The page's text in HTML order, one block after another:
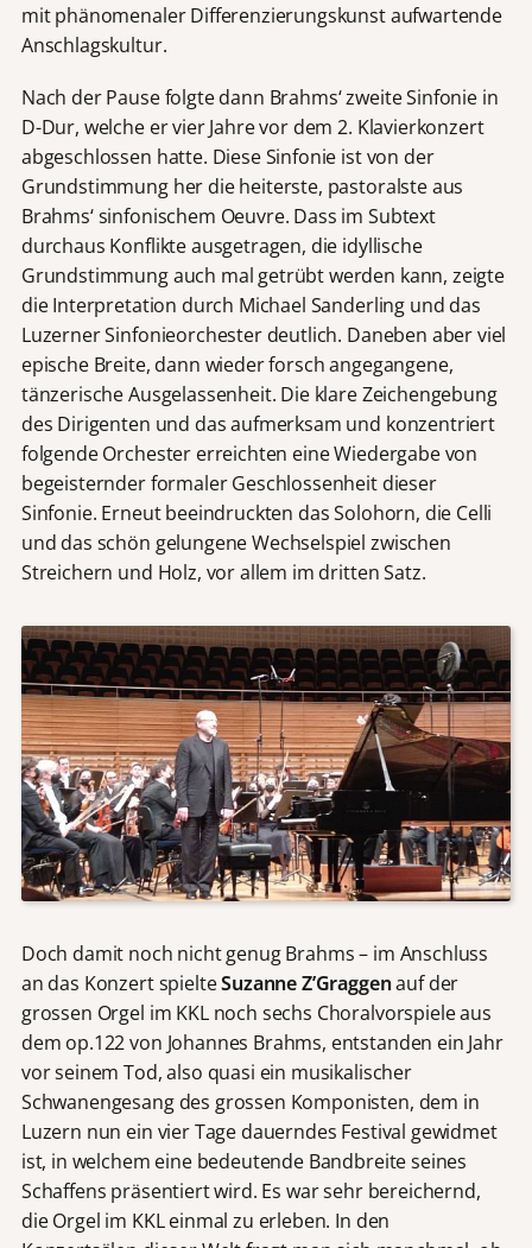
mit phänomenaler Differenzierungskunst aufwartende
Anschlagskultur.
Nach der Pause folgte dann Brahms‘ zweite Sinfonie in
D-Dur, welche er vier Jahre vor dem 2. Klavierkonzert
abgeschlossen hatte. Diese Sinfonie ist von der
Grundstimmung her die heiterste, pastoralste aus
Brahms‘ sinfonischem Oeuvre. Dass im Subtext
durchaus Konflikte ausgetragen, die idyllische
Grundstimmung auch mal getrübt werden kann, zeigte
die Interpretation durch Michael Sanderling und das
Luzerner Sinfonieorchester deutlich. Daneben aber viel
epische Breite, dann wieder forsch angegangene,
tänzerische Ausgelassenheit. Die klare Zeichengebung
des Dirigenten und das aufmerksam und konzentriert
folgende Orchester erreichten eine Wiedergabe von
begeisternder formaler Geschlossenheit dieser
Sinfonie. Erneut beeindruckten das Solohorn, die Celli
und das schön gelungene Wechselspiel zwischen
Streichern und Holz, vor allem im dritten Satz.
Doch damit noch nicht genug Brahms – im Anschluss
an das Konzert spielteSuzanne Z’Graggenauf der
grossen Orgel im KKL noch sechs Choralvorspiele aus
dem op.122 von Johannes Brahms, entstanden ein Jahr
vor seinem Tod, also quasi ein musikalischer
Schwanengesang des grossen Komponisten, dem in
Luzern nun ein vier Tage dauerndes Festival gewidmet
ist, in welchem eine bedeutende Bandbreite seines
Schaffens präsentiert wird. Es war sehr bereichernd,
die Orgel im KKL einmal zu erleben. In den